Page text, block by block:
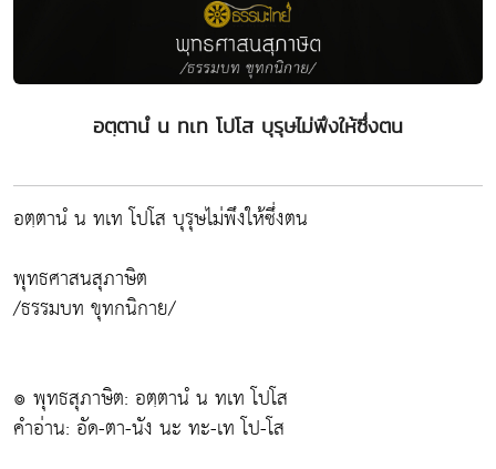
อตฺตานํ น ทเท โปโส บุรุษไม่พึงให้ซึ่งตน
อตฺตานํ น ทเท โปโส บุรุษไม่พึงให้ซึ่งตน
พุทธศาสนสุภาษิต
/ธรรมบท ขุทกนิกาย/
๏ พุทธสุภาษิต: อตฺตานํ น ทเท โปโส
คำอ่าน: อัด-ตา-นัง นะ ทะ-เท โป-โส